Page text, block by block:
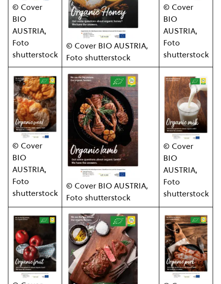
© Cover
BIO
AUSTRIA,
Foto
shutterstock
© Cover BIO AUSTRIA,
Foto shutterstock
© Cover
BIO
AUSTRIA,
Foto
shutterstock
© Cover
BIO
AUSTRIA,
Foto
shutterstock
© Cover BIO AUSTRIA,
Foto shutterstock
© Cover
BIO
AUSTRIA,
Foto
shutterstock